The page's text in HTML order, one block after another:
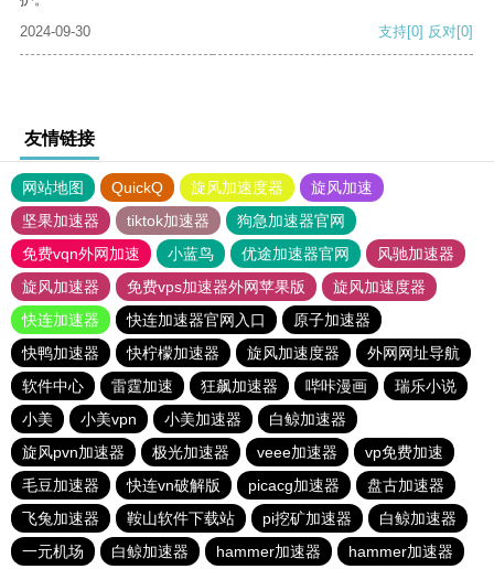
2024-09-30
支持[0] 反对[0]
友情链接
网站地图 QuickQ 旋风加速度器
旋风加速
坚果加速器
tiktok加速器
狗急加速器官网
免费vqn外网加速
小蓝鸟 优途加速器官网
风驰加速器
旋风加速器
免费vps加速器外网苹果版
旋风加速度器
快连加速器
快连加速器官网入口
原子加速器
快鸭加速器
快柠檬加速器 旋风加速度器
外网网址导航
软件中心
雷霆加速 狂飙加速器 哔咔漫画
瑞乐小说
小美
小美vpn 小美加速器
白鲸加速器
旋风pvn加速器
极光加速器 veee加速器
vp免费加速
毛豆加速器
快连vn破解版 picacg加速器
盘古加速器
飞兔加速器
鞍山软件下载站 pi挖矿加速器
白鲸加速器
一元机场
白鲸加速器 hammer加速器 hammer加速器